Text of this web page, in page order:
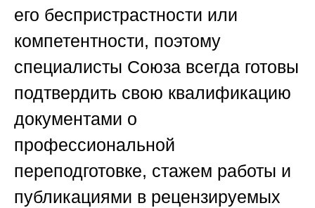
его беспристрастности или
компетентности, поэтому
специалисты Союза всегда готовы
подтвердить свою квалификацию
документами о
профессиональной
переподготовке, стажем работы и
публикациями в рецензируемых